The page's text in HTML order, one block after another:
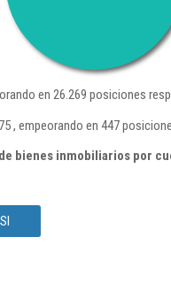
en 26.269 posiciones
, empeorando en 447
bienes inmobiliarios por